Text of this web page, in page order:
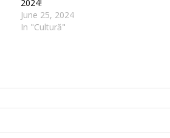
2024!
June 25, 2024
In "Cultură"